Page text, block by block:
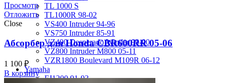
TL 1000 S
TL1000R 98-02
VS400 Intruder 94-96
VS750 Intruder 85-91
VZ400 Desperado Winder 99-00
VZ800 Intruder M800 05-11
VZR1800 Boulevard M109R 06-12
Yamaha
FJ1200 91-93
Просмотр
Отложить
Close
Абсорбер для Honda CBR600RR 05-06
1 100 ₽
В корзину